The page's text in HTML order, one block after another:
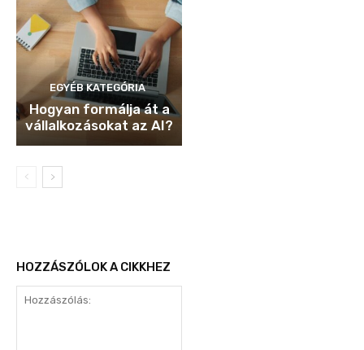
EGYÉB KATEGÓRIA
Hogyan formálja át a
vállalkozásokat az AI?
HOZZÁSZÓLOK A CIKKHEZ